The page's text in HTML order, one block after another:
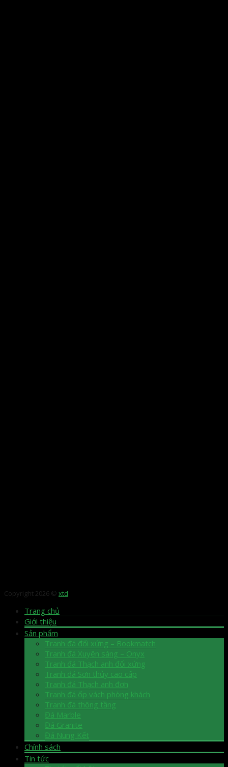
Copyright 2026 © xtd
Trang chủ
Giới thiệu
Sản phẩm
Tranh đá đối xứng – Bookmatch
Tranh đá Xuyên sáng – Onyx
Tranh đá Thạch anh đối xứng
Tranh đá Sơn thủy cao cấp
Tranh đá Thạch anh đơn
Tranh đá ốp vách phòng khách
Tranh đá thông tầng
Đá Marble
Đá Granite
Đá Nung Kết
Chính sách
Tin tức